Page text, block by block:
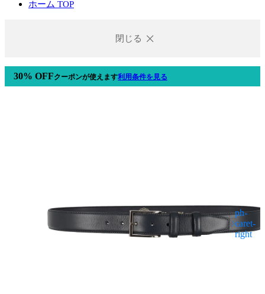
ホーム TOP
閉じる
30% OFFクーポンが使えます利用条件を見る